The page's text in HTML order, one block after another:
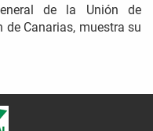
de la Unión de
Canarias, muestra su